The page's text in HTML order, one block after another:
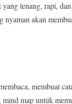
tenang, rapi,
akan
membuat
map untuk